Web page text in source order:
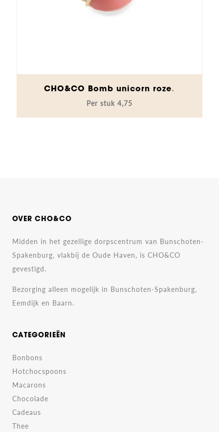
CHO&CO Bomb unicorn roze
4,75
OVER CHO&CO
Midden in het gezellige dorpscentrum van Bunschoten-
Spakenburg, vlakbij de Oude Haven, is CHO&CO
gevestigd.
Bezorging alleen mogelijk in Bunschoten-Spakenburg,
Eemdijk en Baarn.
CATEGORIEËN
Bonbons
Hotchocspoons
Macarons
Chocolade
Cadeaus
Thee